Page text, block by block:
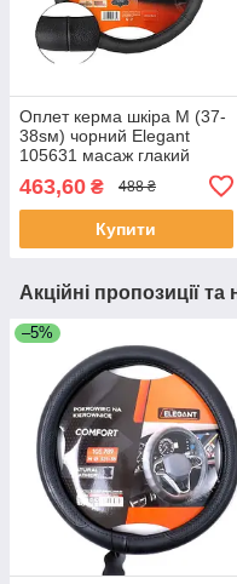
Оплет керма шкіра М (37-
38sм) чорний Elegant
105631 масаж глакий
463,60 ₴ 488 ₴
Купити
Акційні пропозиції та
–5%